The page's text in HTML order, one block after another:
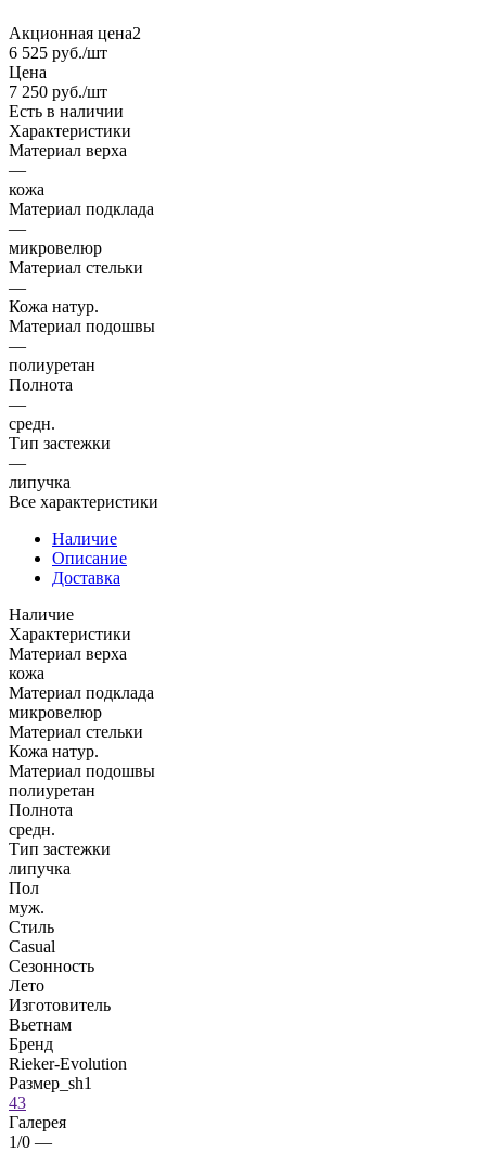
Акционная цена2
6 525 руб./шт
Цена
7 250 руб./шт
Есть в наличии
Характеристики
Материал верха
—
кожа
Материал подклада
—
микровелюр
Материал стельки
—
Кожа натур.
Материал подошвы
—
полиуретан
Полнота
—
средн.
Тип застежки
—
липучка
Все характеристики
Наличие
Описание
Доставка
Наличие
Характеристики
Материал верха
кожа
Материал подклада
микровелюр
Материал стельки
Кожа натур.
Материал подошвы
полиуретан
Полнота
средн.
Тип застежки
липучка
Пол
муж.
Стиль
Casual
Сезонность
Лето
Изготовитель
Вьетнам
Бренд
Rieker-Evolution
Размер_sh1
43
Галерея
1/0 —